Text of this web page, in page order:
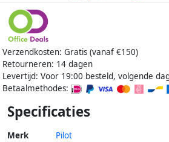
Verzendkosten: Gratis (vanaf €150)
Retourneren: 14 dagen
Levertijd: Voor 19:00 besteld, volgende
Betaalmethodes:
Specificaties
Merk Pilot